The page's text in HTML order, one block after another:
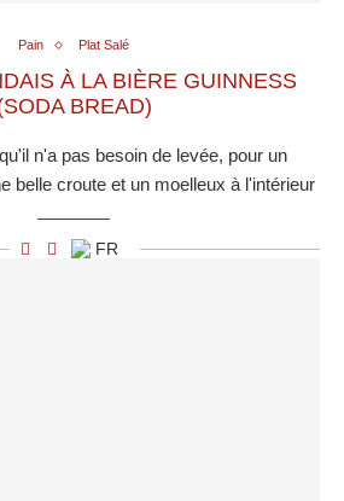
Pain Plat Salé
À LA BIÈRE GUINNESS
BREAD)
n'a pas besoin de levée, pour un
belle croute et un moelleux à l'intérieur
FR